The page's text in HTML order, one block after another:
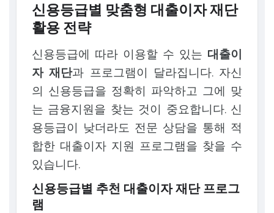
신용등급별 맞춤형 대출이자 재단
활용 전략
신용등급에 따라 이용할 수 있는 대출이
자 재단과 프로그램이 달라집니다. 자신
의 신용등급을 정확히 파악하고 그에 맞
는 금융지원을 찾는 것이 중요합니다. 신
용등급이 낮더라도 전문 상담을 통해 적
합한 대출이자 지원 프로그램을 찾을 수
있습니다.
신용등급별 추천 대출이자 재단 프로그
램